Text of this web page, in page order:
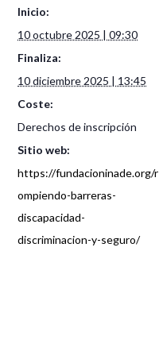
Inicio:
10 octubre 2025 | 09:30
Finaliza:
10 diciembre 2025 | 13:45
Coste:
Derechos de inscripción
Sitio web:
https://fundacioninade.org/r
ompiendo-barreras-
discapacidad-
discriminacion-y-seguro/